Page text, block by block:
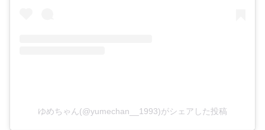
ゆめちゃん(@yumechan__1993)がシェアした投稿